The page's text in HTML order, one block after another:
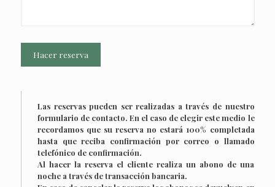
Las reservas pueden ser realizadas a través de nuestro
formulario de contacto. En el caso de elegir este medio le
recordamos que su reserva no estará 100% completada
hasta que reciba confirmación por correo o llamado
telefónico de confirmación.
Al hacer la reserva el cliente realiza un abono de una
noche a través de transacción bancaria.